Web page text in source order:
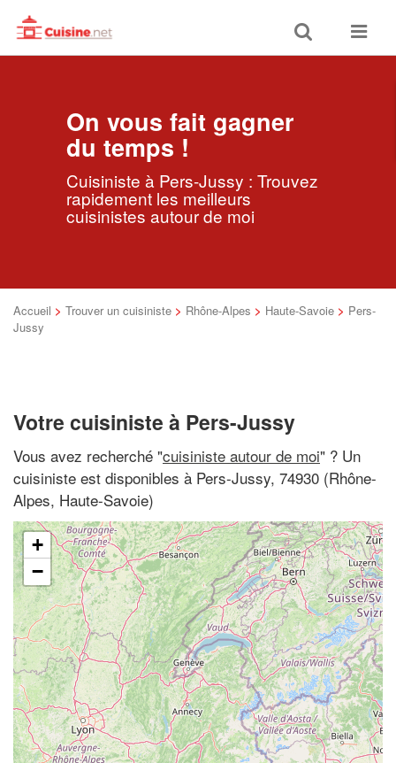
Toggle
search
Toggle
On vous fait gagner
du temps !
Cuisiniste à Pers-Jussy : Trouvez
rapidement les meilleurs
cuisinistes autour de moi
Accueil > Trouver un cuisiniste > Rhône-Alpes > Haute-Savoie > Pers-
Jussy
Votre cuisiniste à Pers-Jussy
Vous avez recherché "cuisiniste autour de moi" ? Un
cuisiniste est disponibles à Pers-Jussy, 74930 (Rhône-
Alpes, Haute-Savoie)
+
−